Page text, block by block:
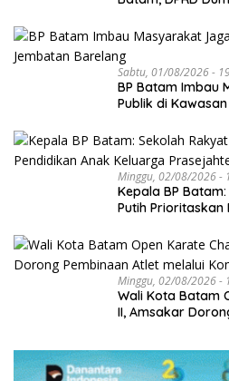
Sabtu, 01/08/2026 -
BP Batam Imbau
Publik di
Minggu, 02/08/2026 -
Kepala BP
Putih Prioritaskan
Minggu, 02/08/2026 -
Wali Kota Batam
II, Amsakar